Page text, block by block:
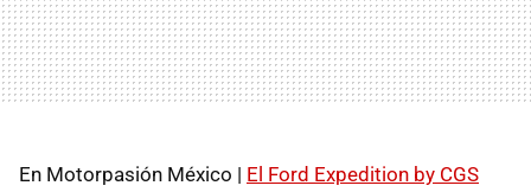
En Motorpasión México | El Ford Expedition by CGS